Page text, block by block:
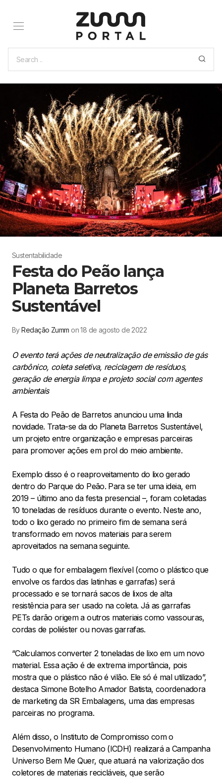
Sustentabilidade
Festa do Peão lança
Planeta Barretos
Sustentável
ByRedação Zumm on 18 de agosto de 2022
O evento terá ações de neutralização de emissão de gás
carbônico, coleta seletiva, reciclagem de resíduos,
geração de energia limpa e projeto social com agentes
ambientais
A Festa do Peão de Barretos anunciou uma linda
novidade. Trata-se da do Planeta Barretos Sustentável,
um projeto entre organização e empresas parceiras
para promover ações em prol do meio ambiente.
Exemplo disso é o reaproveitamento do lixo gerado
dentro do Parque do Peão. Para se ter uma ideia, em
2019 – último ano da festa presencial –, foram coletadas
10 toneladas de resíduos durante o evento. Neste ano,
todo o lixo gerado no primeiro fim de semana será
transformado em novos materiais para serem
aproveitados na semana seguinte.
Tudo o que for embalagem flexível (como o plástico que
envolve os fardos das latinhas e garrafas) será
processado e se tornará sacos de lixos de alta
resistência para ser usado na coleta. Já as garrafas
PETs darão origem a outros materiais como vassouras,
cordas de poliéster ou novas garrafas.
“Calculamos converter 2 toneladas de lixo em um novo
material. Essa ação é de extrema importância, pois
mostra que o plástico não é vilão. Ele só é mal utilizado”,
destaca Simone Botelho Amador Batista, coordenadora
de marketing da SR Embalagens, uma das empresas
parceiras no programa.
Além disso, o Instituto de Compromisso com o
Desenvolvimento Humano (ICDH) realizará a Campanha
Universo Bem Me Quer, que atuará na valorização dos
coletores de materiais recicláveis, que serão